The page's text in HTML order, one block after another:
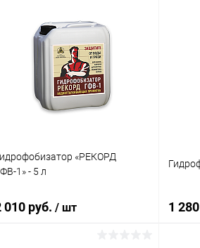
«РЕКОРД
1» - 5 л
010 руб. / шт 1